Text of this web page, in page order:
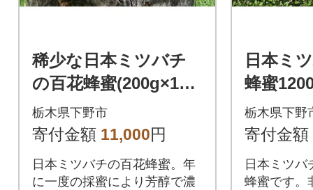
稀少な日本ミツバチ
の百花蜂蜜(200g×1瓶)
非加熱、非圧力、無添
加の国産100%オリジ
栃木県下野市
寄付金額 11,000円
日本ミツバチの百花蜂蜜。年
に一度の採蜜により芳醇で濃
日本ミ
蜂蜜
こだわ
で国産
栃木県下野
寄付金額
日本ミツバ
蜂蜜です。